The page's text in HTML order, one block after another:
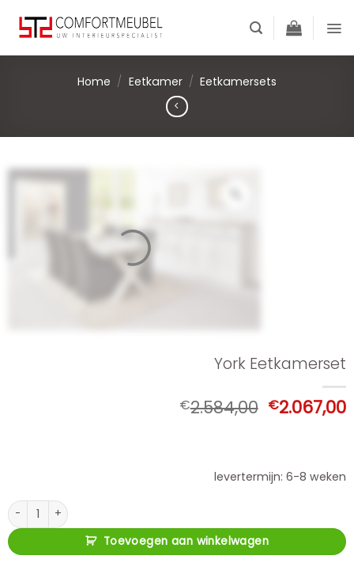
content
Home / Eetkamer / Eetkamersets
York Eetkamerset
€2.584,00 €2.067,00
levertermijn: 6-8 weken
York Eetkamerset aantal
Toevoegen aan winkelwagen